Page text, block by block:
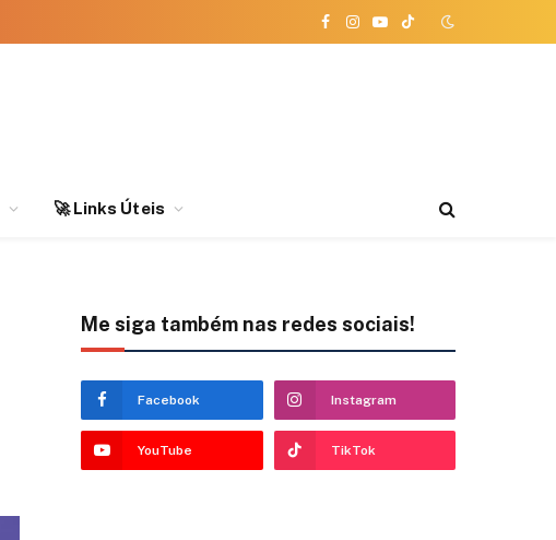
Facebook
Instagram
YouTubeTikTok
🚀 Links Úteis
Me siga também nas redes sociais!
Facebook Instagram
YouTube TikTok